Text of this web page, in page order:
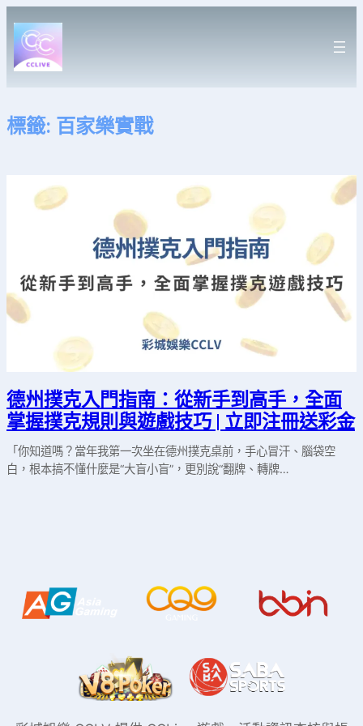
至
主
容
標籤: 百家樂實戰
德州撲克入門指南：從新手到高手，全面
掌握撲克規則與遊戲技巧 | 立即注冊送彩金
「你知道嗎？當年我第一次坐在德州撲克桌前，手心冒汗、腦袋空
白，根本搞不懂什麼是“大盲小盲”，更別說“翻牌、轉牌…